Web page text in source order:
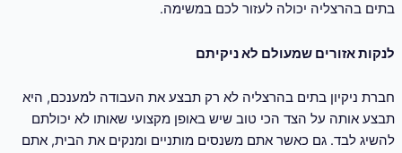
בתים בהרצליה יכולה לעזור לכם במשימה.
לנקות אזורים שמעולם לא ניקיתם
חברת ניקיון בתים בהרצליה לא רק תבצע את העבודה למענכם, היא
תבצע אותה על הצד הכי טוב שיש באופן מקצועי שאותו לא יכולתם
להשיג לבד. גם כאשר אתם משנסים מותניים ומנקים את הבית, אתם